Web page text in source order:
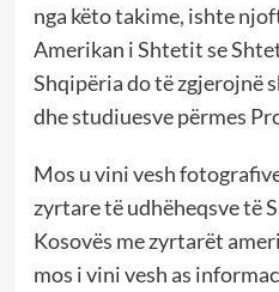
nga këto takime, ishte
Amerikan i Shtetit se
Shqipëria do të zgjerojnë
dhe studiuesve përmes
Mos u vini vesh
zyrtare të udhëheqsve të
Kosovës me zyrtarët
mos i vini vesh as